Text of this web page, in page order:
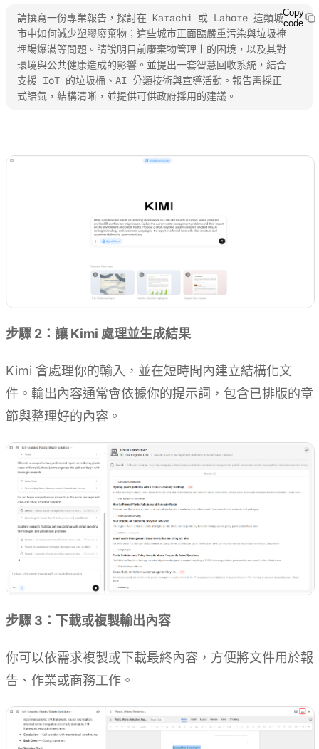
請撰寫一份專業報告，探討在 Karachi 或 Lahore 這類城
市中如何減少塑膠廢棄物；這些城市正面臨嚴重污染與垃圾掩
埋場爆滿等問題。請說明目前廢棄物管理上的困境，以及其對
環境與公共健康造成的影響。並提出一套智慧回收系統，結合
支援 IoT 的垃圾桶、AI 分類技術與宣導活動。報告需採正
式語氣，結構清晰，並提供可供政府採用的建議。
Copy
code
步驟 2：讓 Kimi 處理並生成結果
Kimi 會處理你的輸入，並在短時間內建立結構化文
件。輸出內容通常會依據你的提示詞，包含已排版的章
節與整理好的內容。
步驟 3：下載或複製輸出內容
你可以依需求複製或下載最終內容，方便將文件用於報
告、作業或商務工作。